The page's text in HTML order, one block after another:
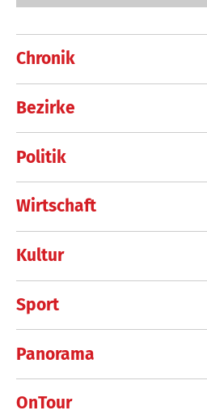
Chronik
Bezirke
Politik
Wirtschaft
Kultur
Sport
Panorama
OnTour